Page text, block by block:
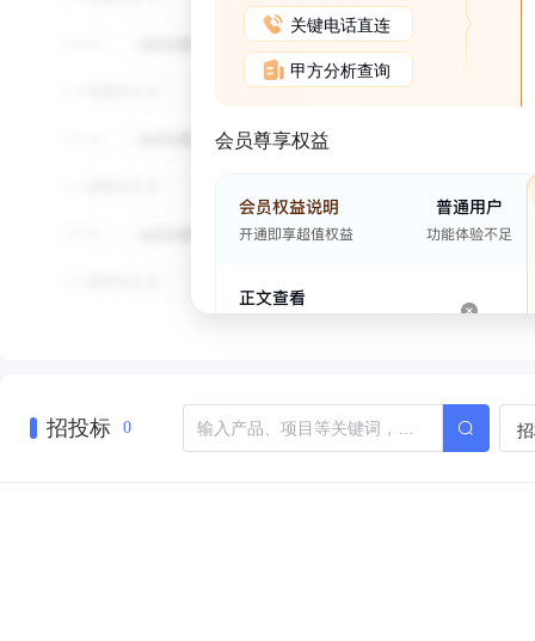
关键电话直连
甲方分析查询
会员尊享权益
招投标 0